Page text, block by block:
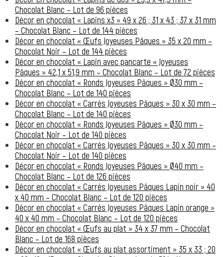
Chocolat Blanc – Lot de 96 pièces
Décor en chocolat « Lapins x3 » 49 x 26 ; 31 x 43 ; 37 x 31 mm
– Chocolat Blanc – Lot de 144 pièces
Décor en chocolat « Œufs Joyeuses Pâques » 35 x 20 mm –
Chocolat Noir – Lot de 144 pièces
Décor en chocolat « Lapin avec pancarte « Joyeuses
Pâques » 42,1 x 51,9 mm – Chocolat Blanc – Lot de 72 pièces
Décor en chocolat « Ronds Joyeuses Pâques » Ø30 mm –
Chocolat Blanc – Lot de 140 pièces
Décor en chocolat « Carrés Joyeuses Pâques » 30 x 30 mm –
Chocolat Blanc – Lot de 140 pièces
Décor en chocolat « Ronds Joyeuses Pâques » Ø30 mm –
Chocolat Noir – Lot de 140 pièces
Décor en chocolat « Carrés Joyeuses Pâques » 30 x 30 mm –
Chocolat Noir – Lot de 140 pièces
Décor en chocolat « Ronds Joyeuses Pâques » Ø40 mm –
Chocolat Blanc – Lot de 126 pièces
Décor en chocolat « Carrés Joyeuses Pâques Lapin noir » 40
x 40 mm – Chocolat Blanc – Lot de 120 pièces
Décor en chocolat « Carrés Joyeuses Pâques Lapin orange »
40 x 40 mm – Chocolat Blanc – Lot de 120 pièces
Décor en chocolat « Œufs au plat » 34 x 37 mm – Chocolat
Blanc – Lot de 168 pièces
Décor en chocolat « Œufs au plat assortiment » 35 x 33 ; 20